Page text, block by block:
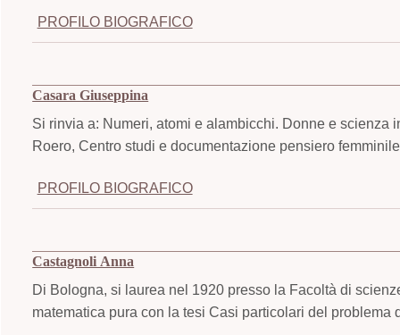
PROFILO BIOGRAFICO
Casara Giuseppina
Si rinvia a: Numeri, atomi e alambicchi. Donne e scienza
Roero, Centro studi e documentazione pensiero
PROFILO BIOGRAFICO
Castagnoli Anna
Di Bologna, si laurea nel 1920 presso la Facoltà di
matematica pura con la tesi Casi particolari del